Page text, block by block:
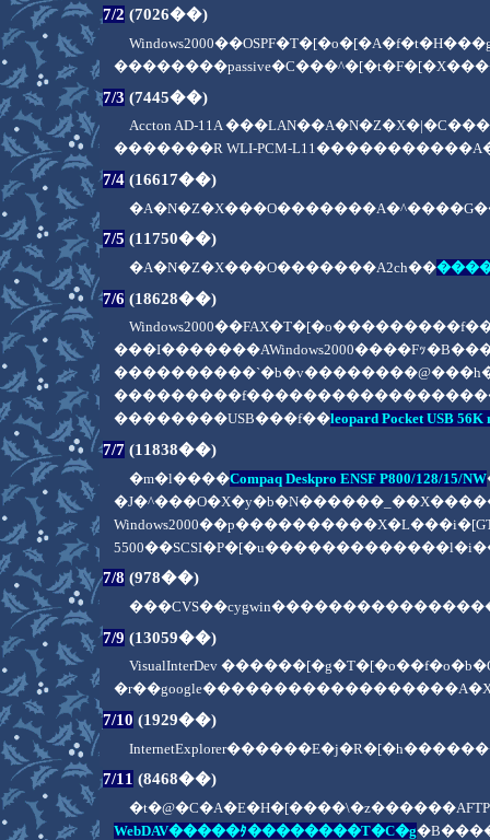
7/2 (7026��)
7/3 (7445��)
Accton AD-11A
�������R WLI-PCM-
7/4 (16617��)
7/5 (11750��)
�A�N�Z�X���O�������A2ch��
7/6 (18628��)
���I�������AWindows2000����Fｯ
��������USB���f��leopard Pocket USB 56K
7/7 (11838��)
�m�l����Compaq Deskpro ENSF P800/128/15/NW
7/8 (978��)
7/9 (13059��)
VisualInterDev
7/10 (1929��)
7/11 (8468��)
WebDAV�����ﾀ��������T�C�g